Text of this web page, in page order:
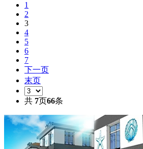
1
2
3
4
5
6
7
下一页
末页
共 7页66条